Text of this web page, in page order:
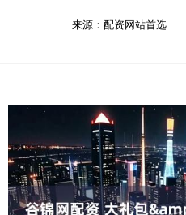
来源：配资网站首选